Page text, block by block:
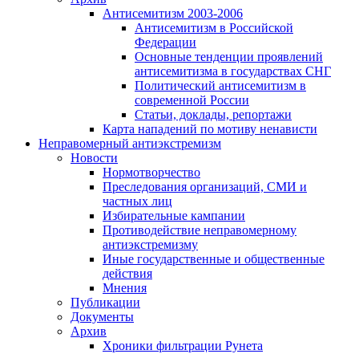
Антисемитизм 2003-2006
Антисемитизм в Российской
Федерации
Основные тенденции проявлений
антисемитизма в государствах СНГ
Политический антисемитизм в
современной России
Статьи, доклады, репортажи
Карта нападений по мотиву ненависти
Неправомерный антиэкстремизм
Новости
Нормотворчество
Преследования организаций, СМИ и
частных лиц
Избирательные кампании
Противодействие неправомерному
антиэкстремизму
Иные государственные и общественные
действия
Мнения
Публикации
Документы
Архив
Хроники фильтрации Рунета